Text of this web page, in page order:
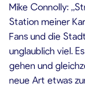
Mike Connolly:
Station meiner
Fans und die
unglaublich viel.
gehen und
neue Art etwas